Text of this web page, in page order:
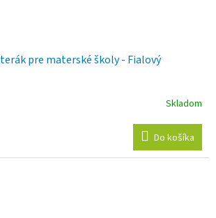
pre materské školy - Fialový
Skladom
Do košíka